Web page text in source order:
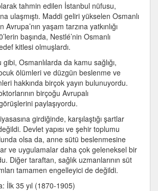
tahmin edilen İstanbul nüfusu,
ulaşmıştı. Maddi geliri yükselen Osmanlı
yaşam tarzına yatkınlığı
başında, Nestlé’nin Osmanlı
kitlesi olmuşlardı.
Osmanlılarda da kamu sağlığı,
ölümleri ve düzgün beslenme ve
hakkında birçok yayın bulunuyordu.
birçoğu Avrupalı
paylaşıyordu.
girdiğinde, karşılaştığı şartlar
Devlet yapısı ve şehir toplumu
olsa da, anne sütü beslenmesine
ve uygulamalar daha çok geleneksel bir
Diğer taraftan, sağlık uzmanlarının süt
tamamen engelleyici de değildi.
İlk 35 yıl (1870-1905)